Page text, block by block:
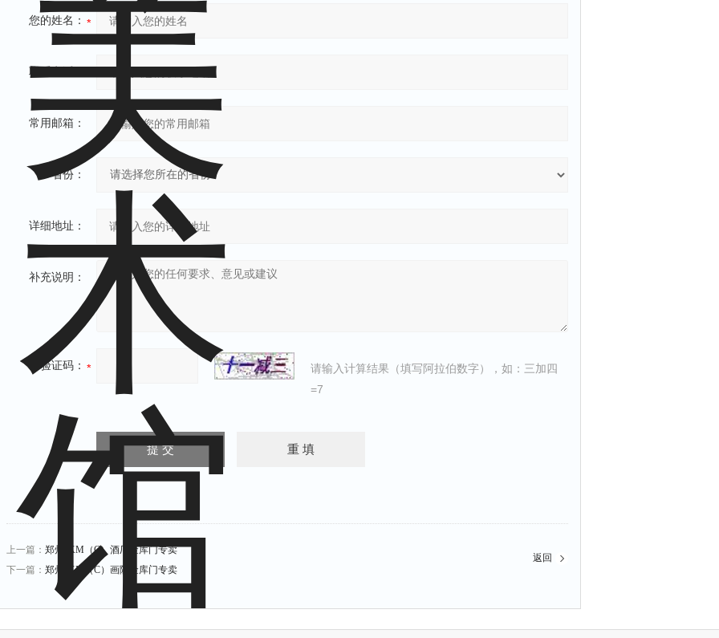
您的姓名：
联系电话：
常用邮箱：
省份：
详细地址：
补充说明：
验证码：
请输入计算结果（填写阿拉伯数字），如：三加四
=7
上一篇： 郑州JKM（C）酒厂金库门专卖
下一篇： 郑州JKM（C）画院金库门专卖
返回